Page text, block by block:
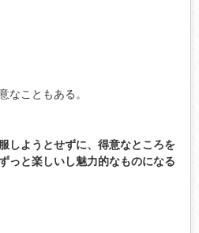
なこともある。
しようとせずに、得意なところを
っと楽しいし魅力的なものになる